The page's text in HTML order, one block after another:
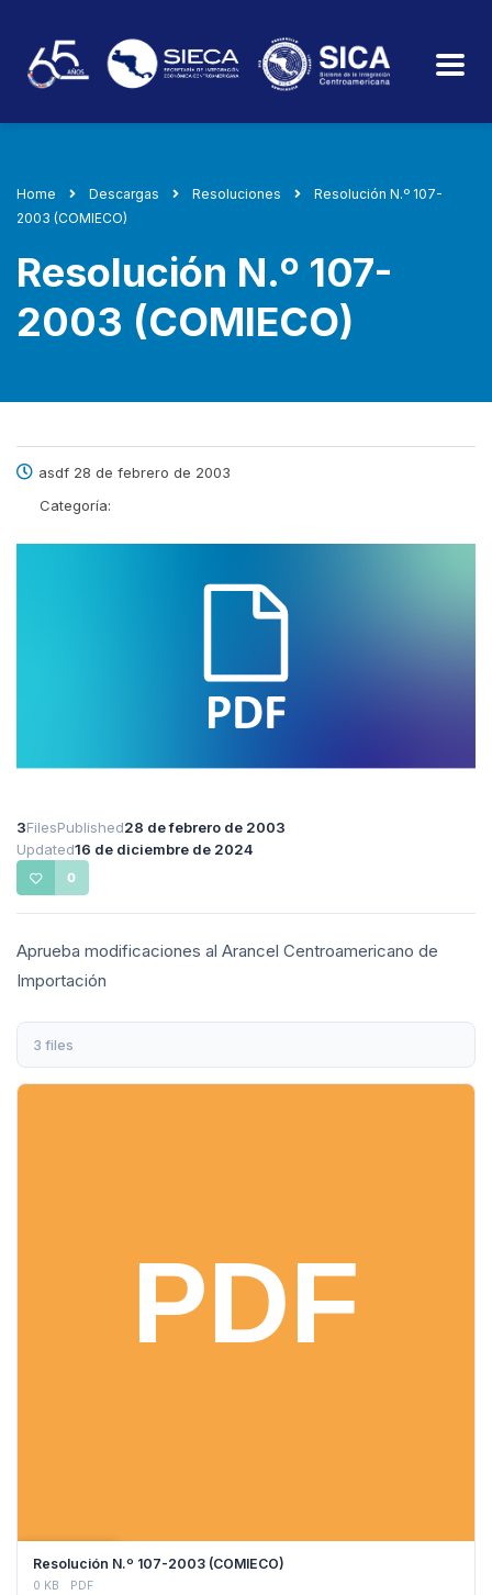
Home Descargas Resoluciones
Resolución N.º 107-
2003 (COMIECO)
Resolución N.º 107-
2003 (COMIECO)
asdf 28 de febrero de 2003
Categoría:
3FilesPublished28 de febrero de 2003
Updated16 de diciembre de 2024
0
Aprueba modificaciones al Arancel Centroamericano de
Importación
3 files
Resolución N.º 107-2003 (COMIECO)
0 KB PDF